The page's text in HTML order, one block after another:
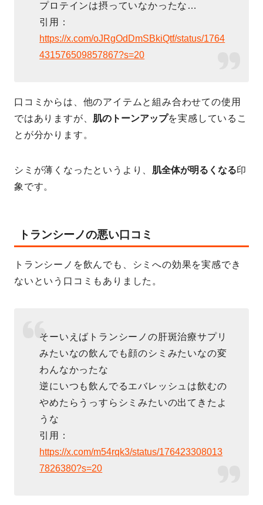
プロテインは摂っていなかったな…
引用：
https://x.com/oJRgOdDmSBkiQtf/status/1764
431576509857867?s=20
口コミからは、他のアイテムと組み合わせての使用
ではありますが、 肌のトーンアップを実感しているこ
とが分かります。
シミが薄くなったというより、 肌全体が明るくなる印
象です。
トランシーノの悪い口コミ
トランシーノを飲んでも、シミへの効果を実感でき
ないという口コミもありました。
そーいえばトランシーノの肝斑治療サプリ
みたいなの飲んでも顔のシミみたいなの変
わんなかったな
逆にいつも飲んでるエバレッシュは飲むの
やめたらうっすらシミみたいの出てきたよ
うな
引用：
https://x.com/m54rqk3/status/176423308013
7826380?s=20